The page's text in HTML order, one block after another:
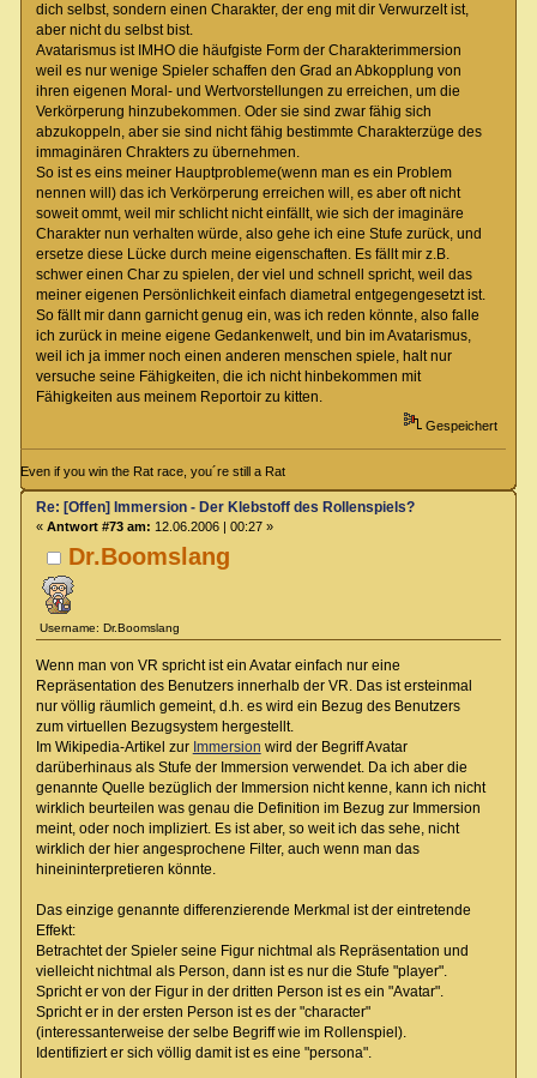
dich selbst, sondern einen Charakter, der eng mit dir Verwurzelt ist,
aber nicht du selbst bist.
Avatarismus ist IMHO die häufgiste Form der Charakterimmersion
weil es nur wenige Spieler schaffen den Grad an Abkopplung von
ihren eigenen Moral- und Wertvorstellungen zu erreichen, um die
Verkörperung hinzubekommen. Oder sie sind zwar fähig sich
abzukoppeln, aber sie sind nicht fähig bestimmte Charakterzüge des
immaginären Chrakters zu übernehmen.
So ist es eins meiner Hauptprobleme(wenn man es ein Problem
nennen will) das ich Verkörperung erreichen will, es aber oft nicht
soweit ommt, weil mir schlicht nicht einfällt, wie sich der imaginäre
Charakter nun verhalten würde, also gehe ich eine Stufe zurück, und
ersetze diese Lücke durch meine eigenschaften. Es fällt mir z.B.
schwer einen Char zu spielen, der viel und schnell spricht, weil das
meiner eigenen Persönlichkeit einfach diametral entgegengesetzt ist.
So fällt mir dann garnicht genug ein, was ich reden könnte, also falle
ich zurück in meine eigene Gedankenwelt, und bin im Avatarismus,
weil ich ja immer noch einen anderen menschen spiele, halt nur
versuche seine Fähigkeiten, die ich nicht hinbekommen mit
Fähigkeiten aus meinem Reportoir zu kitten.
Gespeichert
Even if you win the Rat race, you´re still a Rat
Dr.Boomslang
Username: Dr.Boomslang
Re: [Offen] Immersion - Der Klebstoff des Rollenspiels?
« Antwort #73 am: 12.06.2006 | 00:27 »
Wenn man von VR spricht ist ein Avatar einfach nur eine
Repräsentation des Benutzers innerhalb der VR. Das ist ersteinmal
nur völlig räumlich gemeint, d.h. es wird ein Bezug des Benutzers
zum virtuellen Bezugsystem hergestellt.
Im Wikipedia-Artikel zur Immersion wird der Begriff Avatar
darüberhinaus als Stufe der Immersion verwendet. Da ich aber die
genannte Quelle bezüglich der Immersion nicht kenne, kann ich nicht
wirklich beurteilen was genau die Definition im Bezug zur Immersion
meint, oder noch impliziert. Es ist aber, so weit ich das sehe, nicht
wirklich der hier angesprochene Filter, auch wenn man das
hineininterpretieren könnte.
Das einzige genannte differenzierende Merkmal ist der eintretende
Effekt:
Betrachtet der Spieler seine Figur nichtmal als Repräsentation und
vielleicht nichtmal als Person, dann ist es nur die Stufe "player".
Spricht er von der Figur in der dritten Person ist es ein "Avatar".
Spricht er in der ersten Person ist es der "character"
(interessanterweise der selbe Begriff wie im Rollenspiel).
Identifiziert er sich völlig damit ist es eine "persona".